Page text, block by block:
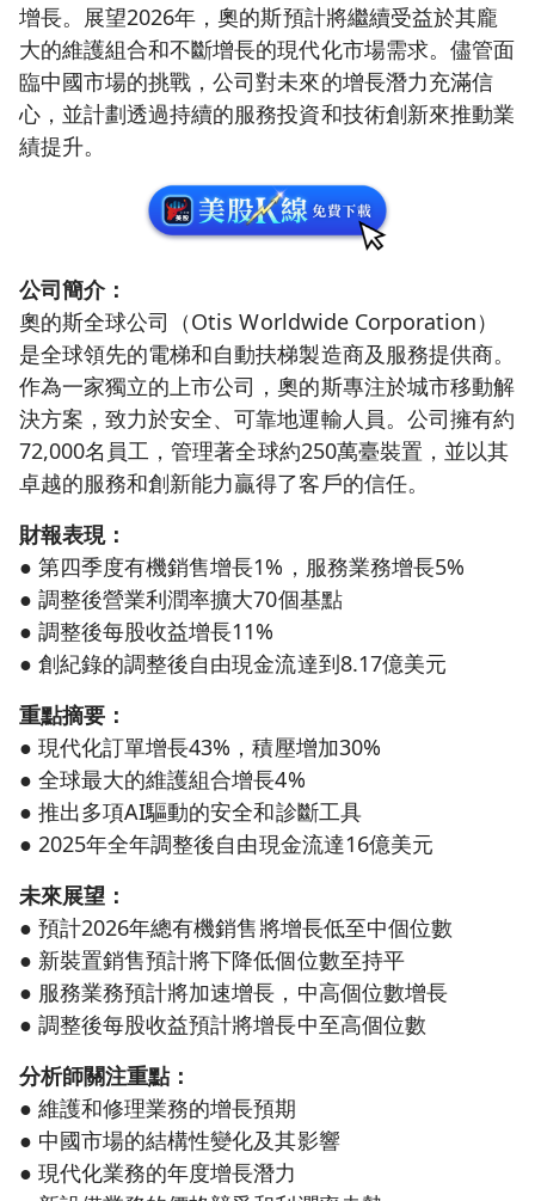
增長。展望2026年，奧的斯預計將繼續受益於其龐
大的維護組合和不斷增長的現代化市場需求。儘管面
臨中國市場的挑戰，公司對未來的增長潛力充滿信
心，並計劃透過持續的服務投資和技術創新來推動業
績提升。
公司簡介：
奧的斯全球公司（Otis Worldwide Corporation）
是全球領先的電梯和自動扶梯製造商及服務提供商。
作為一家獨立的上市公司，奧的斯專注於城市移動解
決方案，致力於安全、可靠地運輸人員。公司擁有約
72,000名員工，管理著全球約250萬臺裝置，並以其
卓越的服務和創新能力贏得了客戶的信任。
財報表現：
● 第四季度有機銷售增長1%，服務業務增長5%
● 調整後營業利潤率擴大70個基點
● 調整後每股收益增長11%
● 創紀錄的調整後自由現金流達到8.17億美元
重點摘要：
● 現代化訂單增長43%，積壓增加30%
● 全球最大的維護組合增長4%
● 推出多項AI驅動的安全和診斷工具
● 2025年全年調整後自由現金流達16億美元
未來展望：
● 預計2026年總有機銷售將增長低至中個位數
● 新裝置銷售預計將下降低個位數至持平
● 服務業務預計將加速增長，中高個位數增長
● 調整後每股收益預計將增長中至高個位數
分析師關注重點：
● 維護和修理業務的增長預期
● 中國市場的結構性變化及其影響
● 現代化業務的年度增長潛力